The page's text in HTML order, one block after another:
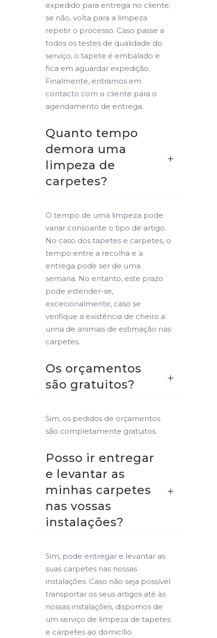
expedido para entrega no cliente;
se não, volta para a limpeza
repetir o processo. Caso passe a
todos os testes de qualidade do
serviço, o tapete é embalado e
fica em aguardar expedição.
Finalmente, entramos em
contacto com o cliente para o
agendamento de entrega.
Quanto tempo
demora uma
limpeza de
carpetes?
O tempo de uma limpeza pode
variar consoante o tipo de artigo.
No caso dos tapetes e carpetes, o
tempo entre a recolha e a
entrega pode ser de uma
semana. No entanto, este prazo
pode estender-se,
excecionalmente, caso se
verifique a existência de cheiro a
urina de animais de estimação nas
carpetes.
Os orçamentos
são gratuitos?
Sim, os pedidos de orçamentos
são completamente gratuitos.
Posso ir entregar
e levantar as
minhas carpetes
nas vossas
instalações?
Sim, pode entregar e levantar as
suas carpetes nas nossas
instalações. Caso não seja possível
transportar os seus artigos até às
nossas instalações, dispomos de
um serviço de limpeza de tapetes
e carpetes ao domicílio.